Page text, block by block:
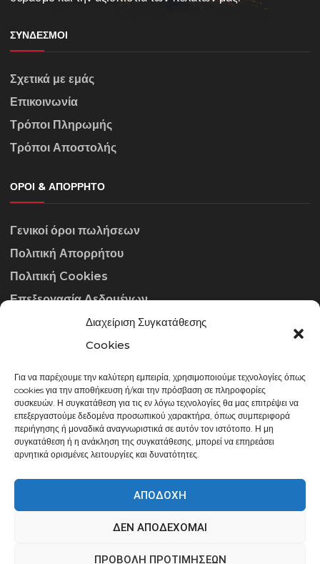
Διαχείριση Συγκατάθεσης
Cookies
Για να παρέχουμε την καλύτερη εμπειρία, χρησιμοποιούμε τεχνολογίες όπως
cookies για την αποθήκευση ή/και την πρόσβαση σε πληροφορίες
συσκευών. Η συγκατάθεση για τις εν λόγω τεχνολογίες θα μας επιτρέψει να
επεξεργαστούμε δεδομένα προσωπικού χαρακτήρα, όπως συμπεριφορά
περιήγησης ή μοναδικά αναγνωριστικά σε αυτόν τον ιστότοπο. Η μη
συγκατάθεση ή η ανάκληση της συγκατάθεσης, μπορεί να επηρεάσει
αρνητικά ορισμένες λειτουργίες και δυνατότητες.
ΑΠΟΔΟΧΉ
ΔΕΝ ΑΠΟΔΈΧΟΜΑΙ
ΠΡΟΒΟΛΉ ΠΡΟΤΙΜΉΣΕΩΝ
ΣΎΝΔΕΣΜΟΙ
Σχετικά με εμάς
Επικοινωνία
Τρόποι Πληρωμής
Τρόποι Αποστολής
ΌΡΟΙ & ΑΠΌΡΡΗΤΟ
Γενικοί όροι πωλήσεων
Πολιτική Απορρήτου
Πολιτική Cookies
Επεξεργασία Δεδομένων
ΣΤΟΙΧΕΊΑ ΕΠΙΚΟΙΝΩΝΊΑΣ
info@gowithraw.gr
24310 35062
Δευ. - Παρ. 08:00 - 20:00
gowithraw.gr © 2020 | Powered by